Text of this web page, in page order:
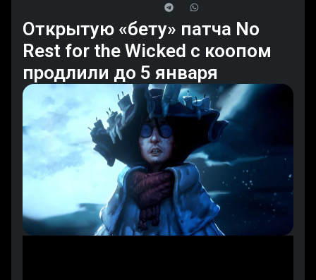
Открытую «бету» патча No
Rest for the Wicked с коопом
продлили до 5 января